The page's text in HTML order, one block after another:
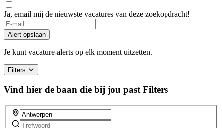
Ja, email mij de nieuwste vacatures van deze zoekopdracht!
If
you
are
a
ignore
this
field
Alert opslaan
Je kunt vacature-alerts op elk moment uitzetten.
Filters
Vind hier de baan die bij jou past Filters